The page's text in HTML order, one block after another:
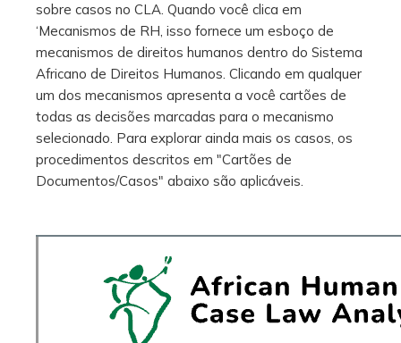
sobre casos no CLA. Quando você clica em
‘Mecanismos de RH, isso fornece um esboço de
mecanismos de direitos humanos dentro do Sistema
Africano de Direitos Humanos. Clicando em qualquer
um dos mecanismos apresenta a você cartões de
todas as decisões marcadas para o mecanismo
selecionado. Para explorar ainda mais os casos, os
procedimentos descritos em "Cartões de
Documentos/Casos" abaixo são aplicáveis.